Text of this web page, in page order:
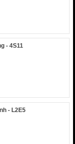
- 4S11
- L2E5